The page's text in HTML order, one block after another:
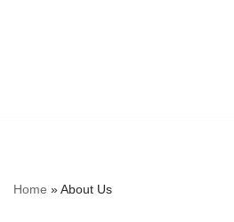
Home »About Us